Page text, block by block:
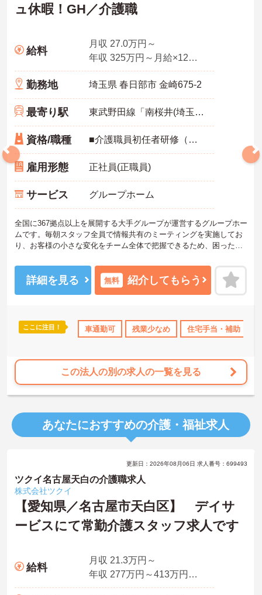
格OK 社会保険完備 交通費支給
ュ休暇！GH／介護職
給料
月収 27.0万円～
年収 325万円～月給×12ヶ月
勤務地 埼玉県 春日部市 金崎675-2
最寄り駅 東武野田線「南桜井(埼玉)駅」徒歩15分
資格/職種 ■介護職員初任者研修（ヘルパー2級）以上 いずれか必須
雇用形態 正社員(正職員)
サービス グループホーム
全国に367拠点以上を展開する大手グループが運営するグループホー
ムです。毎朝スタッフ全員で情報共有のミーティングを実施してお
り、お客様の小さな変化をチーム全体で把握できるため、困った時
年2回に加え、日々の努力や売上への寄与を評価する特別報酬が支給
されるため、高いモチベーションを保ちながら勤務できる環境で
す。さらに、清潔感があれば髪色やネイルなどの規定がなく、ご自
い研修体制を通じて働きながらスキルアップを目指すことも可能で
す。年間17日のリフレッシュ休暇や定年後の再雇用制度など、長期
★おすすめPOINT★
【チーム全体で情報を共有し、一人で抱え込まずに働ける環境で
め、お客様の変化や業務連絡を細やかに把握できます。
・困った時もすぐに相談してフォローし合える体制が整っているの
で、安心して業務に取り組むことが期待できます。
・賞与年2回に加え、施設運営への貢献やチームワークを評価する特
別報酬が支給される仕組みがあります。
・目に見える形で日々の努力がしっかりと還元されることで、高い
モチベーションを保ちながら将来的な昇給を目指せます。
【自分らしいスタイルを大切にしながら、無理のないペースで働け
身の個性を尊重した働き方を叶えられます。
・月平均残業時間が少なく、年間17日のリフレッシュ休暇も取得で
きる環境で、心身のゆとりを維持できます。
詳細を見る 無料 紹介してもらう
ここに注目！ 車通勤可 残業少なめ 住宅手当・補助
この法人の別の求人の一覧を見る
あなたにおすすめの介護・福祉求人
更新日：2026年08月06日 求人番号：699493
ツクイ名古屋天白の介護職求人
株式会社ツクイ
【愛知県／名古屋市天白区】 デイサ
ービスにて常勤介護スタッフ求人です
給料
月収 21.3万円～
年収 277万円～413万円程度